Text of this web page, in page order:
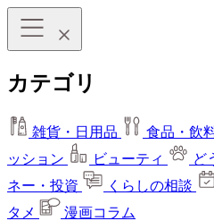
カテゴリ
雑貨・日用品 食品・飲
ッション
ビューティ ど
ネー・投資
くらしの相談
タメ
漫画コラム